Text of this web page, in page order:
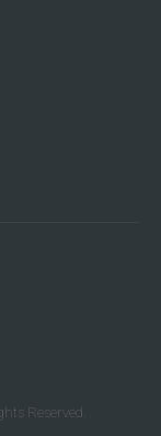
Reserved.